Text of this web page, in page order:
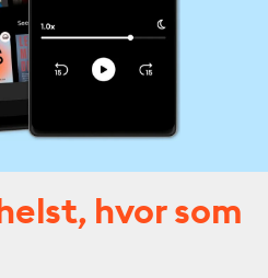
hvor som